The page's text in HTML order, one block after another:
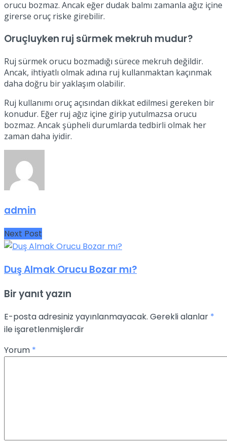
orucu bozmaz. Ancak eğer dudak balmı zamanla ağız içine
girerse oruç riske girebilir.
Oruçluyken ruj sürmek mekruh mudur?
Ruj sürmek orucu bozmadığı sürece mekruh değildir.
Ancak, ihtiyatlı olmak adına ruj kullanmaktan kaçınmak
daha doğru bir yaklaşım olabilir.
Ruj kullanımı oruç açısından dikkat edilmesi gereken bir
konudur. Eğer ruj ağız içine girip yutulmazsa orucu
bozmaz. Ancak şüpheli durumlarda tedbirli olmak her
zaman daha iyidir.
admin
Next Post
Duş Almak Orucu Bozar mı?
Bir yanıt yazın
E-posta adresiniz yayınlanmayacak. Gerekli alanlar *
ile işaretlenmişlerdir
Yorum *